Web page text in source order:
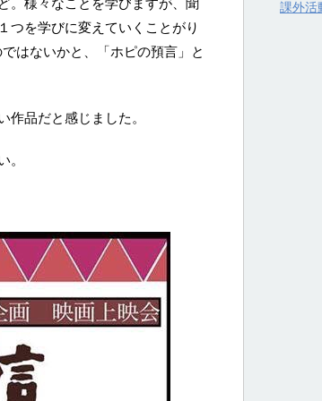
。様々なことを学びますが、聞
つを学びに変えていくことがり
はないかと、「ホピの預言」と
作品だと感じました。
。
課外活